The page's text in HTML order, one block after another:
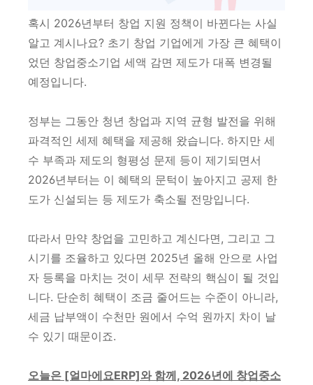
혹시 2026년부터 창업 지원 정책이 바뀐다는 사실
알고 계시나요? 초기 창업 기업에게 가장 큰 혜택이
었던 창업중소기업 세액 감면 제도가 대폭 변경될
예정입니다.
정부는 그동안 청년 창업과 지역 균형 발전을 위해
파격적인 세제 혜택을 제공해 왔습니다. 하지만 세
수 부족과 제도의 형평성 문제 등이 제기되면서
2026년부터는 이 혜택의 문턱이 높아지고 공제 한
도가 신설되는 등 제도가 축소될 전망입니다.
따라서 만약 창업을 고민하고 계신다면, 그리고 그
시기를 조율하고 있다면 2025년 올해 안으로 사업
자 등록을 마치는 것이 세무 전략의 핵심이 될 것입
니다. 단순히 혜택이 조금 줄어드는 수준이 아니라,
세금 납부액이 수천만 원에서 수억 원까지 차이 날
수 있기 때문이죠.
오늘은 [얼마에요ERP]와 함께, 2026년에 창업중소